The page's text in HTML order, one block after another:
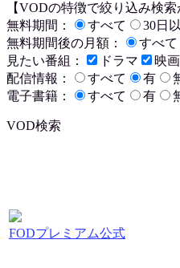
【VODの特徴で絞り込み検索
無料期間：
すべて 30日
無料期間後の月額：
すべて
見たい番組：
ドラマ 映画
配信情報：
すべて 有
電子書籍：
すべて 有
VOD検索
FODプレミアム公式